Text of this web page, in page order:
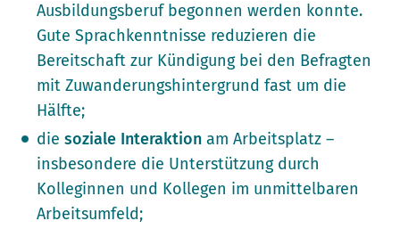
Ausbildungsberuf begonnen werden konnte.
Gute Sprachkenntnisse reduzieren die
Bereitschaft zur Kündigung bei den Befragten
mit Zuwanderungshintergrund fast um die
Hälfte;
die soziale Interaktion am Arbeitsplatz –
insbesondere die Unterstützung durch
Kolleginnen und Kollegen im unmittelbaren
Arbeitsumfeld;